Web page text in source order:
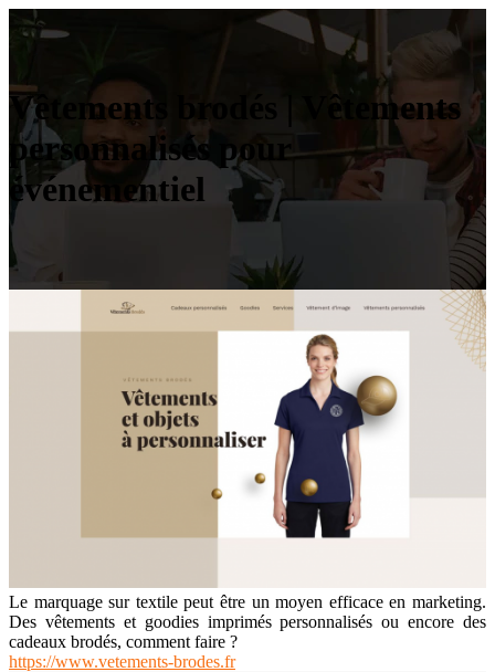
Vêtements brodés | Vêtements
personnalisés pour
événementiel
Le marquage sur textile peut être un moyen efficace en marketing.
Des vêtements et goodies imprimés personnalisés ou encore des
cadeaux brodés, comment faire ?
https://www.vetements-brodes.fr